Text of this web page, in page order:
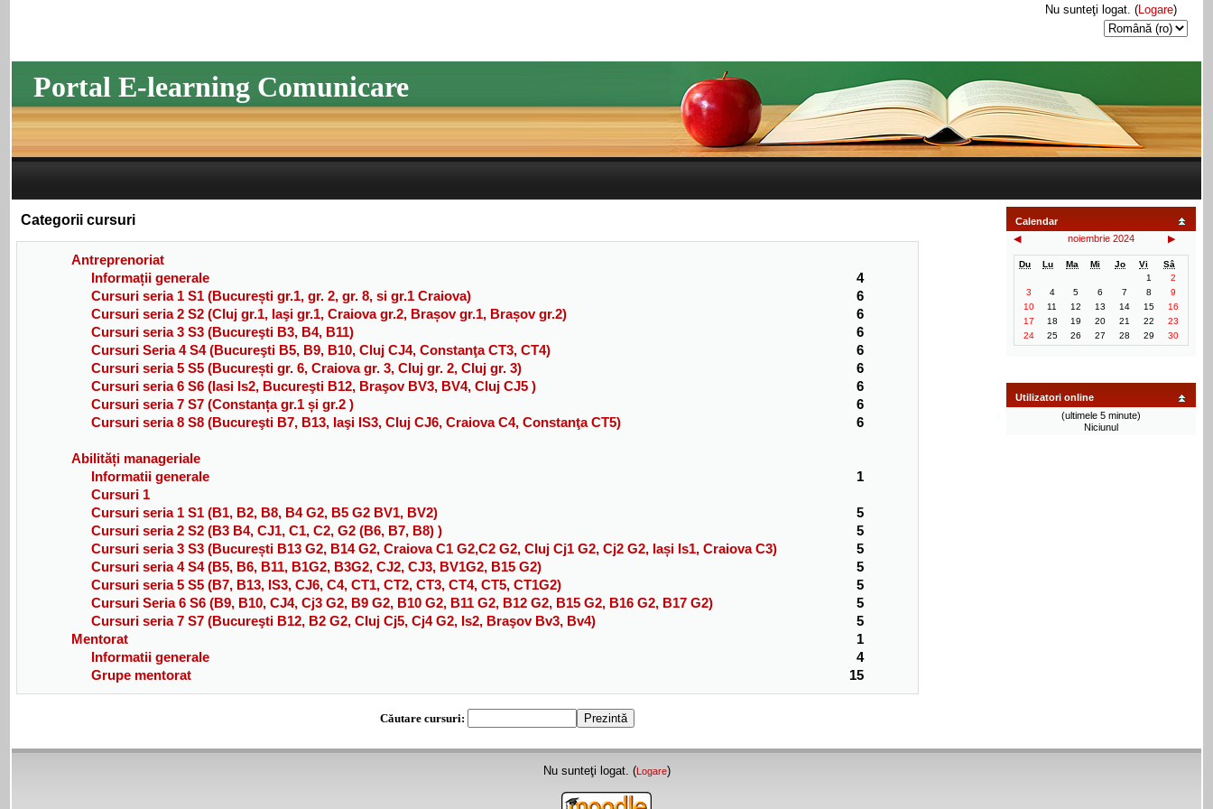
Nu sunteţi logat. (Logare)
Portal E-learning Comunicare
Categorii cursuri
Antreprenoriat
Informații generale
4
Cursuri seria 1 S1 (București gr.1, gr. 2, gr. 8, si gr.1 Craiova)
6
Cursuri seria 2 S2 (Cluj gr.1, Iaşi gr.1, Craiova gr.2, Brașov gr.1, Brașov gr.2)
6
Cursuri seria 3 S3 (Bucureşti B3, B4, B11)
6
Cursuri Seria 4 S4 (Bucureşti B5, B9, B10, Cluj CJ4, Constanţa CT3, CT4)
6
Cursuri seria 5 S5 (București gr. 6, Craiova gr. 3, Cluj gr. 2, Cluj gr. 3)
6
Cursuri seria 6 S6 (Iasi Is2, Bucureşti B12, Braşov BV3, BV4, Cluj CJ5 )
6
Cursuri seria 7 S7 (Constanța gr.1 și gr.2 )
6
Cursuri seria 8 S8 (Bucureşti B7, B13, Iaşi IS3, Cluj CJ6, Craiova C4, Constanţa CT5)
6
Abilități manageriale
Informatii generale
1
Cursuri 1
Cursuri seria 1 S1 (B1, B2, B8, B4 G2, B5 G2 BV1, BV2)
5
Cursuri seria 2 S2 (B3 B4, CJ1, C1, C2, G2 (B6, B7, B8) )
5
Cursuri seria 3 S3 (București B13 G2, B14 G2, Craiova C1 G2,C2 G2, Cluj Cj1 G2, Cj2 G2, Iași Is1, Craiova C3)
5
Cursuri seria 4 S4 (B5, B6, B11, B1G2, B3G2, CJ2, CJ3, BV1G2, B15 G2)
5
Cursuri seria 5 S5 (B7, B13, IS3, CJ6, C4, CT1, CT2, CT3, CT4, CT5, CT1G2)
5
Cursuri Seria 6 S6 (B9, B10, CJ4, Cj3 G2, B9 G2, B10 G2, B11 G2, B12 G2, B15 G2, B16 G2, B17 G2)
5
Cursuri seria 7 S7 (Bucureşti B12, B2 G2, Cluj Cj5, Cj4 G2, Is2, Braşov Bv3, Bv4)
5
Mentorat
1
Informatii generale
4
Grupe mentorat
15
Căutare cursuri:
Calendar
◀
noiembrie 2024 ▶
Du Lu Ma Mi Jo Vi
Sâ
1
2
3
4 5 6 7 8
9
10
11 12 13 14 15
16
17
18 19 20 21 22
23
24
25 26 27 28 29 30
Utilizatori online
(ultimele 5 minute)
Niciunul
Nu sunteţi logat. (Logare)